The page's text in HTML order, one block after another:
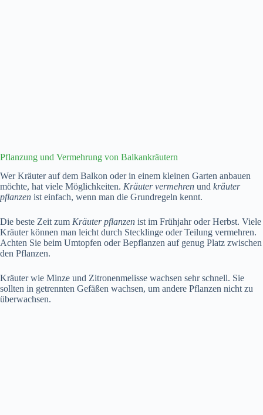
Pflanzung und Vermehrung von Balkankräutern
Wer Kräuter auf dem Balkon oder in einem kleinen Garten anbauen
möchte, hat viele Möglichkeiten. Kräuter vermehren und kräuter
pflanzen ist einfach, wenn man die Grundregeln kennt.
Die beste Zeit zum Kräuter pflanzen ist im Frühjahr oder Herbst. Viele
Kräuter können man leicht durch Stecklinge oder Teilung vermehren.
Achten Sie beim Umtopfen oder Bepflanzen auf genug Platz zwischen
den Pflanzen.
Kräuter wie Minze und Zitronenmelisse wachsen sehr schnell. Sie
sollten in getrennten Gefäßen wachsen, um andere Pflanzen nicht zu
überwachsen.